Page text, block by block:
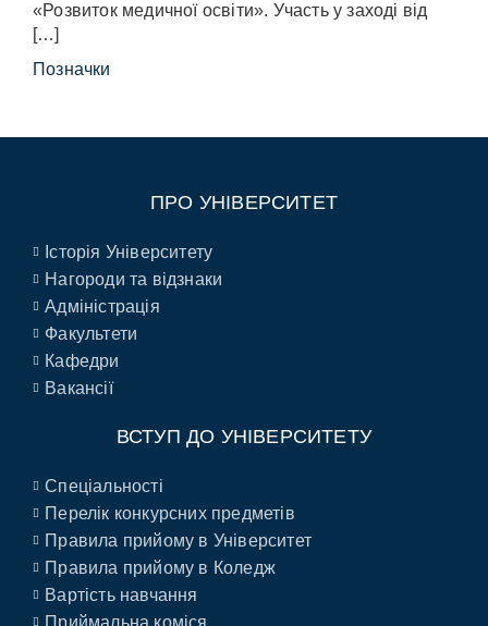
«Розвиток медичної освіти». Участь у заході від
[…]
Позначки
ПРО УНІВЕРСИТЕТ
Історія Університету
Нагороди та відзнаки
Адміністрація
Факультети
Кафедри
Вакансії
ВСТУП ДО УНІВЕРСИТЕТУ
Спеціальності
Перелік конкурсних предметів
Правила прийому в Університет
Правила прийому в Коледж
Вартість навчання
Приймальна коміся